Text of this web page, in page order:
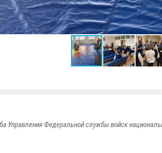
Управления Федеральной службы войск